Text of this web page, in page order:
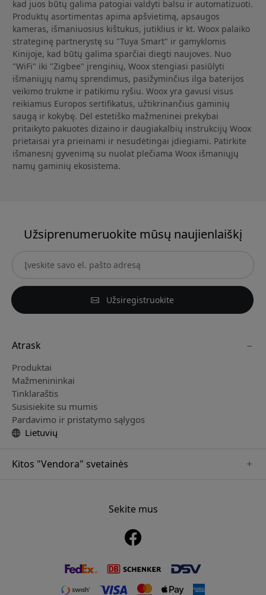
kad juos būtų galima patogiai valdyti balsu ir automatizuoti.
Produktų asortimentas apima apšvietimą, apsaugos
kameras, išmaniuosius kištukus, jutiklius ir kt. Woox palaiko
strateginę partnerystę su "Tuya Smart" ir gamyklomis
Kinijoje, kad būtų galima sparčiai diegti naujoves. Nuo
"WiFi" iki "Zigbee" įrenginių, Woox stengiasi pasiūlyti
išmaniųjų namų sprendimus, pasižyminčius ilga baterijos
veikimo trukme ir patikimu ryšiu. Woox yra gavusi visus
reikiamus Europos sertifikatus, užtikrinančius gaminių
saugą ir kokybę. Dėl estetiško mažmeninei prekybai
pritaikyto pakuotės dizaino ir daugiakalbių instrukcijų Woox
prietaisai yra prieinami ir nesudėtingai įdiegiami. Patirkite
išmanesnį gyvenimą su nuolat plečiama Woox išmaniųjų
namų gaminių ekosistema.
Užsiprenumeruokite mūsų naujienlaiškį
Užsiregistruokite
Atrask
Produktai
Mažmenininkai
Tinklaraštis
Susisiekite su mumis
Pardavimo ir pristatymo sąlygos
Lietuvių
Kitos "Vendora" svetainės
Sekite mus